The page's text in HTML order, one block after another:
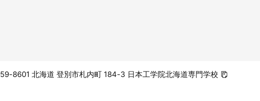
8601 北海道 登別市札内町 184-3 日本工学院北海道専門学校